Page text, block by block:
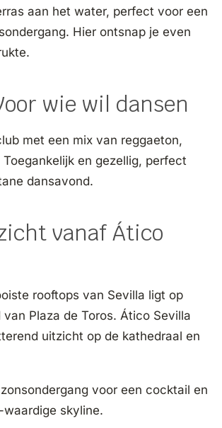
aan het water, perfect voor een
Hier ontsnap je even
wie wil dansen
met een mix van reggaeton,
en gezellig, perfect
dansavond.
vanaf Ático
rooftops van Sevilla ligt op
Plaza de Toros. Ático Sevilla
uitzicht op de kathedraal en
voor een cocktail en
skyline.